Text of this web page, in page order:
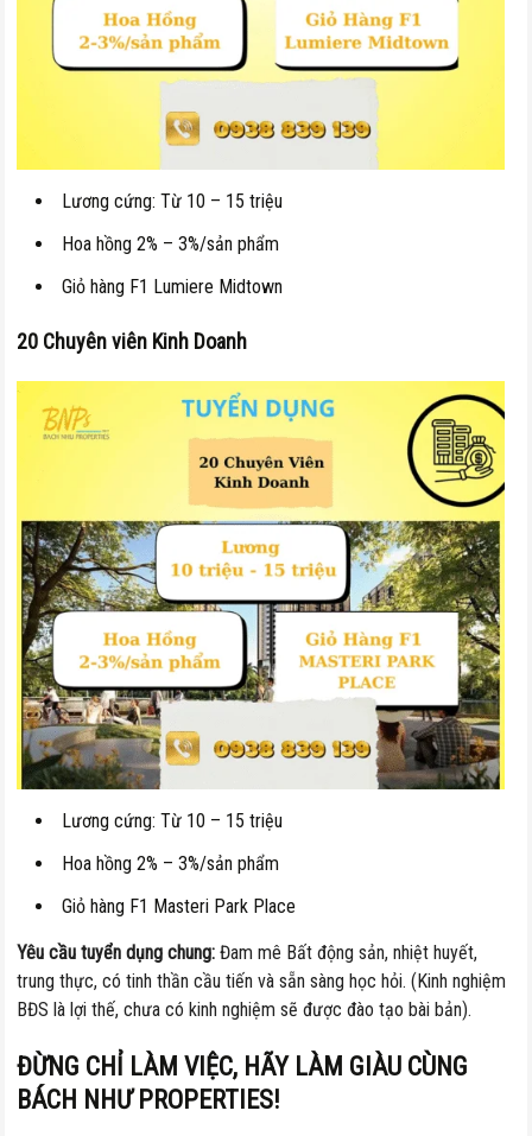
Lương cứng: Từ 10 – 15 triệu
Hoa hồng 2% – 3%/sản phẩm
Giỏ hàng F1 Lumiere Midtown
20 Chuyên viên Kinh Doanh
Lương cứng: Từ 10 – 15 triệu
Hoa hồng 2% – 3%/sản phẩm
Giỏ hàng F1 Masteri Park Place
Yêu cầu tuyển dụng chung: Đam mê Bất động sản, nhiệt huyết,
trung thực, có tinh thần cầu tiến và sẵn sàng học hỏi. (Kinh nghiệm
BĐS là lợi thế, chưa có kinh nghiệm sẽ được đào tạo bài bản).
ĐỪNG CHỈ LÀM VIỆC, HÃY LÀM GIÀU CÙNG
BÁCH NHƯ PROPERTIES!